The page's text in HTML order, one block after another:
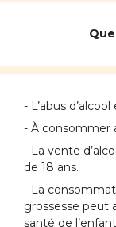
- L’abus
- À consommer
- La vente
de 18 ans.
- La
grossesse peut
santé de